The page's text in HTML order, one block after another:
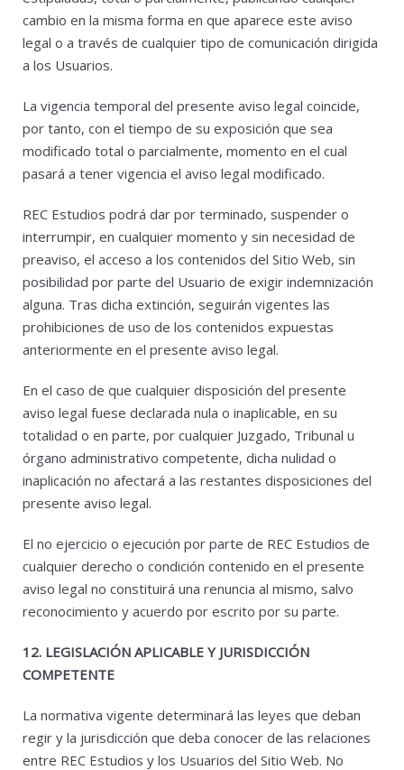
cambio en la misma forma en que aparece este aviso
legal o a través de cualquier tipo de comunicación dirigida
a los Usuarios.
La vigencia temporal del presente aviso legal coincide,
por tanto, con el tiempo de su exposición que sea
modificado total o parcialmente, momento en el cual
pasará a tener vigencia el aviso legal modificado.
REC Estudios podrá dar por terminado, suspender o
interrumpir, en cualquier momento y sin necesidad de
preaviso, el acceso a los contenidos del Sitio Web, sin
posibilidad por parte del Usuario de exigir indemnización
alguna. Tras dicha extinción, seguirán vigentes las
prohibiciones de uso de los contenidos expuestas
anteriormente en el presente aviso legal.
En el caso de que cualquier disposición del presente
aviso legal fuese declarada nula o inaplicable, en su
totalidad o en parte, por cualquier Juzgado, Tribunal u
órgano administrativo competente, dicha nulidad o
inaplicación no afectará a las restantes disposiciones del
presente aviso legal.
El no ejercicio o ejecución por parte de REC Estudios de
cualquier derecho o condición contenido en el presente
aviso legal no constituirá una renuncia al mismo, salvo
reconocimiento y acuerdo por escrito por su parte.
12. LEGISLACIÓN APLICABLE Y JURISDICCIÓN
COMPETENTE
La normativa vigente determinará las leyes que deban
regir y la jurisdicción que deba conocer de las relaciones
entre REC Estudios y los Usuarios del Sitio Web. No